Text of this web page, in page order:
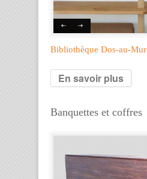
Bibliothèque Dos-au-Mur
En savoir plus
Banquettes et coffres